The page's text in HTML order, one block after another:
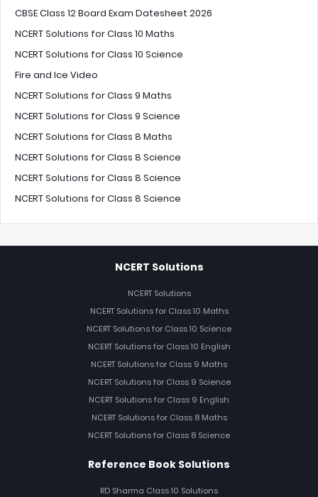
CBSE Class 12 Board Exam Datesheet 2026
NCERT Solutions for Class 10 Maths
NCERT Solutions for Class 10 Science
Fire and Ice Video
NCERT Solutions for Class 9 Maths
NCERT Solutions for Class 9 Science
NCERT Solutions for Class 8 Maths
NCERT Solutions for Class 8 Science
NCERT Solutions for Class 8 Science
NCERT Solutions for Class 8 Science
NCERT Solutions
NCERT Solutions
NCERT Solutions for Class 10 Maths
NCERT Solutions for Class 10 Science
NCERT Solutions for Class 10 English
NCERT Solutions for Class 9 Maths
NCERT Solutions for Class 9 Science
NCERT Solutions for Class 9 English
NCERT Solutions for Class 8 Maths
NCERT Solutions for Class 8 Science
Reference Book Solutions
RD Sharma Class 10 Solutions